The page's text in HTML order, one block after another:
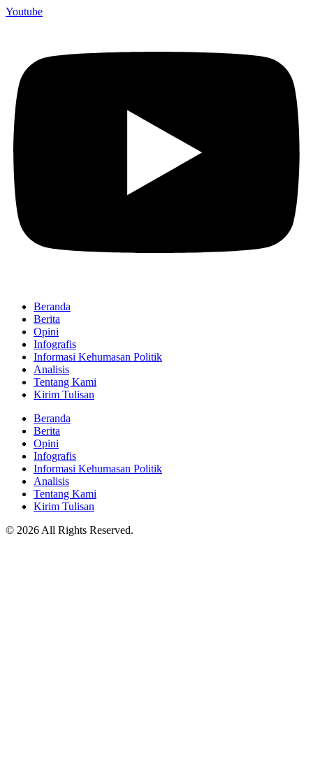
Youtube
Beranda
Berita
Opini
Infografis
Informasi Kehumasan Politik
Analisis
Tentang Kami
Kirim Tulisan
Beranda
Berita
Opini
Infografis
Informasi Kehumasan Politik
Analisis
Tentang Kami
Kirim Tulisan
© 2026 All Rights Reserved.